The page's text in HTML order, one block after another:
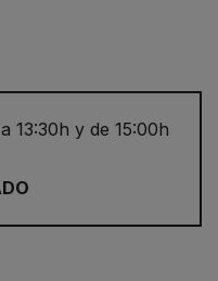
13:30h y de 15:00h